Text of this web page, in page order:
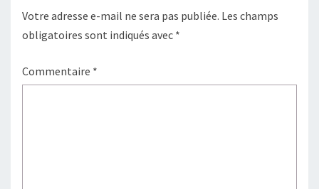
Votre adresse e-mail ne sera pas publiée. Les champs
obligatoires sont indiqués avec *
Commentaire *